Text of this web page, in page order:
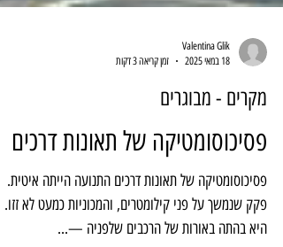
18 במאי 2025
זמן קריאה 3 דקות
מקרים - מבוגרים
פסיכוסומטיקה של תאונות דרכים
פסיכוסומטיקה של תאונות דרכים התנועה הייתה איטית.
פקק שנמשך על פני קילומטרים, והמכוניות כמעט לא זזו.